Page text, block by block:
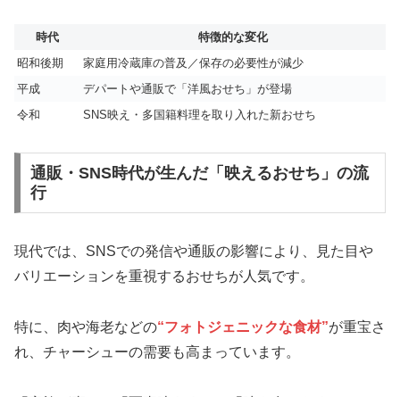
時代
特徴的な変化
昭和後期
家庭用冷蔵庫の普及／保存の必要性が減少
平成
デパートや通販で「洋風おせち」が登場
令和
SNS映え・多国籍料理を取り入れた新おせち
通販・SNS時代が生んだ「映えるおせち」の流
行
現代では、SNSでの発信や通販の影響により、見た目や
バリエーションを重視するおせちが人気です。
特に、肉や海老などの“フォトジェニックな食材”が重宝さ
れ、チャーシューの需要も高まっています。